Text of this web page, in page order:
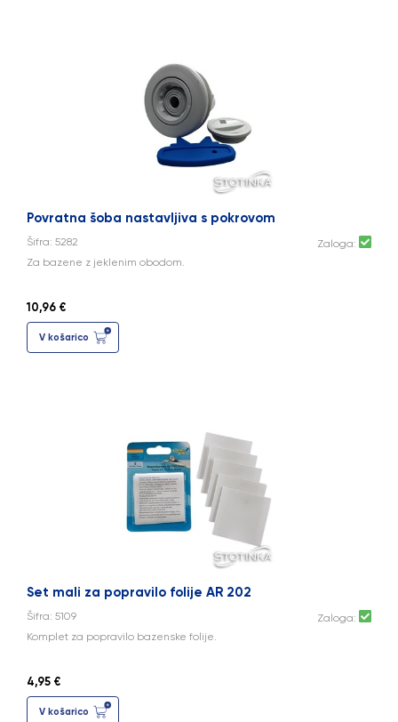
Povratna šoba nastavljiva s pokrovom
Šifra: 5282
Zaloga:
Za bazene z jeklenim obodom.
10,96 €
V košarico
Set mali za popravilo folije AR 202
Šifra: 5109
Zaloga:
Komplet za popravilo bazenske folije.
4,95 €
V košarico